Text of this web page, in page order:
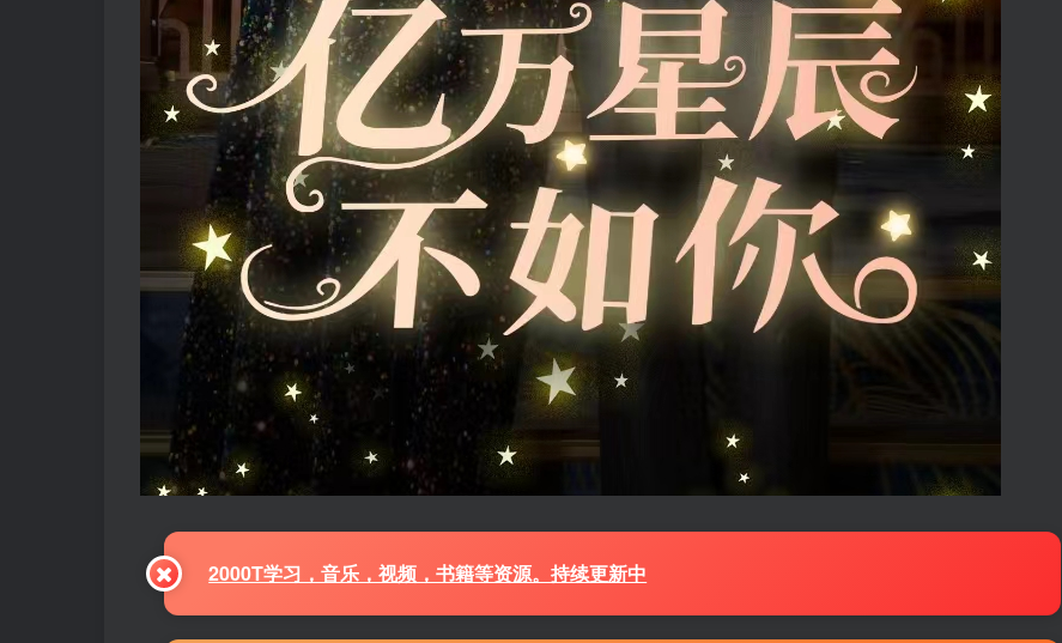
2000T学习，音乐，视频，书籍等资源。持续更新中